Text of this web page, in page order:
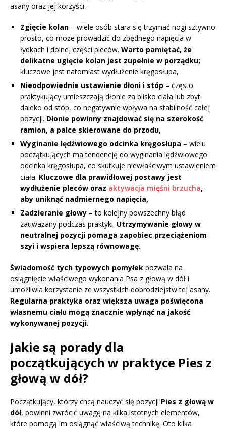
asany oraz jej korzyści.
Zgięcie kolan – wiele osób stara się trzymać nogi sztywno
prosto, co może prowadzić do zbędnego napięcia w
łydkach i dolnej części pleców. Warto pamiętać, że
delikatne ugięcie kolan jest zupełnie w porządku;
kluczowe jest natomiast wydłużenie kręgosłupa,
Nieodpowiednie ustawienie dłoni i stóp – często
praktykujący umieszczają dłonie za blisko ciała lub zbyt
daleko od stóp, co negatywnie wpływa na stabilność całej
pozycji. Dłonie powinny znajdować się na szerokość
ramion, a palce skierowane do przodu,
Wyginanie lędźwiowego odcinka kręgosłupa – wielu
początkujących ma tendencję do wyginania lędźwiowego
odcinka kręgosłupa, co skutkuje niewłaściwym ustawieniem
ciała. Kluczowe dla prawidłowej postawy jest
wydłużenie pleców oraz aktywacja mięśni brzucha,
aby uniknąć nadmiernego napięcia,
Zadzieranie głowy – to kolejny powszechny błąd
zauważany podczas praktyki. Utrzymywanie głowy w
neutralnej pozycji pomaga zapobiec przeciążeniom
szyi i wspiera lepszą równowagę.
Świadomość tych typowych pomyłek pozwala na
osiągnięcie właściwego wykonania Psa z głową w dół i
umożliwia korzystanie ze wszystkich dobrodziejstw tej asany.
Regularna praktyka oraz większa uwaga poświęcona
własnemu ciału mogą znacznie wpłynąć na jakość
wykonywanej pozycji.
Jakie są porady dla
początkujących w praktyce Pies z
głową w dół?
Początkujący, którzy chcą nauczyć się pozycji Pies z głową w
dół, powinni zwrócić uwagę na kilka istotnych elementów,
które pomogą im osiągnąć właściwą technikę. Oto kilka